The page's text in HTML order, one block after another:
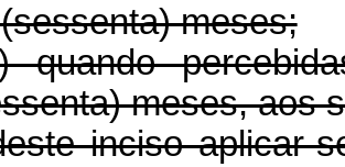
meses;
quando
meses, aos
inciso aplicar-